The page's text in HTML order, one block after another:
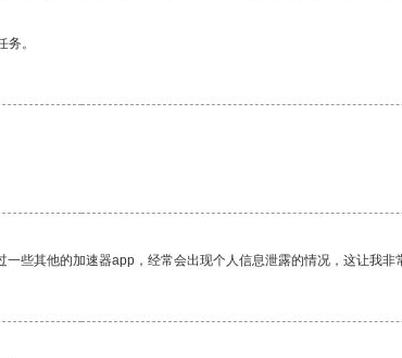
。
些其他的加速器app，经常会出现个人信息泄露的情况，这让我非